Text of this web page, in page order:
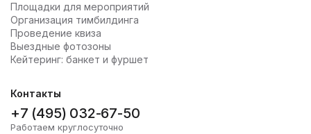
Площадки для мероприятий
Организация тимбилдинга
Проведение квиза
Выездные фотозоны
Кейтеринг: банкет и фуршет
Контакты
+7 (495) 032-67-50
Работаем круглосуточно